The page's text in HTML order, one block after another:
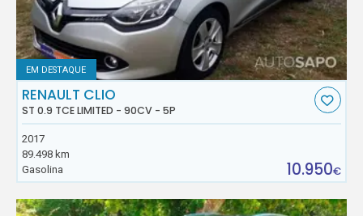
EM DESTAQUE
RENAULT CLIO
ST 0.9 TCE LIMITED - 90CV - 5P
2017
89.498 km
Gasolina
10.950€